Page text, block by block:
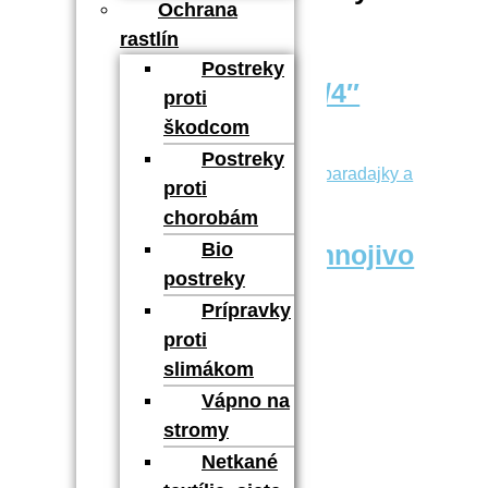
Ochrana
rastlín
Postreky
proti
škodcom
Postreky
proti
chorobám
Bio
postreky
Prípravky
proti
slimákom
Vápno na
stromy
Netkané
GF Rýchlospojka 3/4″
Pridať do košíka
Hoštické prírodné hnojivo
na čučoriedky 1 kg
Pridať do košíka